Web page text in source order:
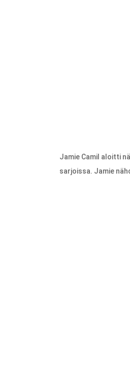
Jamie Camil aloitti
sarjoissa. Jamie